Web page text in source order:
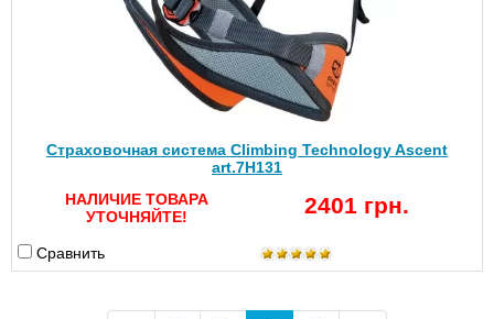
Страховочная система Climbing Technology Ascent
art.7H131
НАЛИЧИЕ ТОВАРА
УТОЧНЯЙТЕ!
2401 грн.
Сравнить